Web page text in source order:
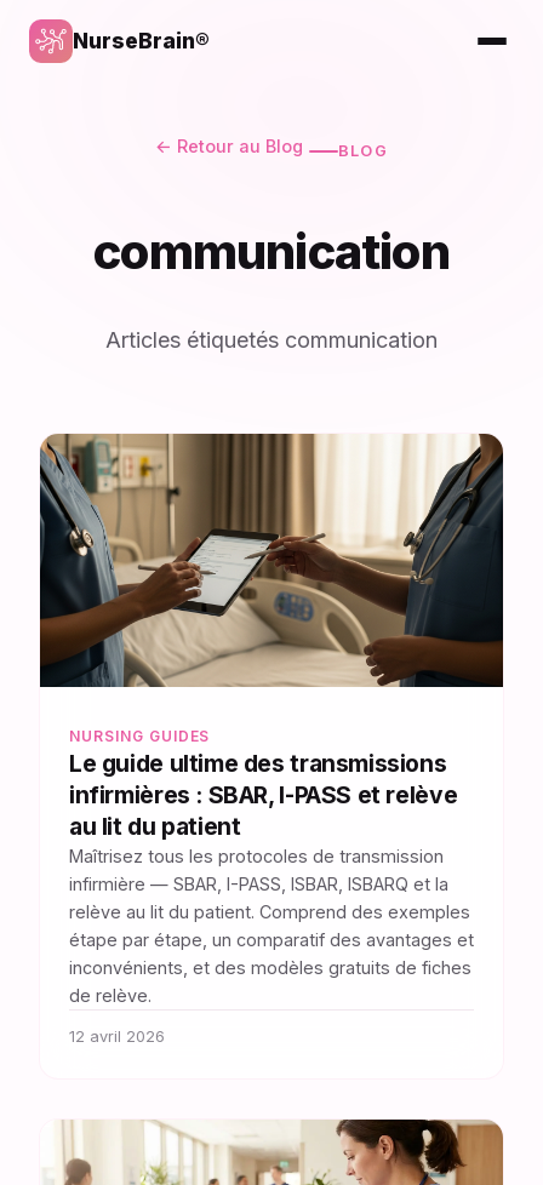
NurseBrain®
← Retour au Blog BLOG
communication
Articles étiquetés communication
NURSING GUIDES
Le guide ultime des transmissions
infirmières : SBAR, I-PASS et relève
au lit du patient
Maîtrisez tous les protocoles de transmission
infirmière — SBAR, I-PASS, ISBAR, ISBARQ et la
relève au lit du patient. Comprend des exemples
étape par étape, un comparatif des avantages et
inconvénients, et des modèles gratuits de fiches
de relève.
12 avril 2026